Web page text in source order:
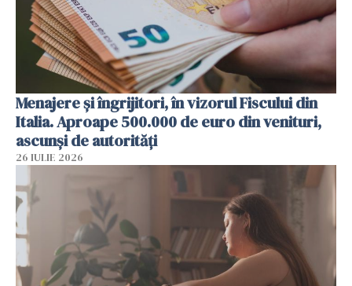
Menajere și îngrijitori, în vizorul Fiscului din
Italia. Aproape 500.000 de euro din venituri,
ascunși de autorități
26 IULIE 2026